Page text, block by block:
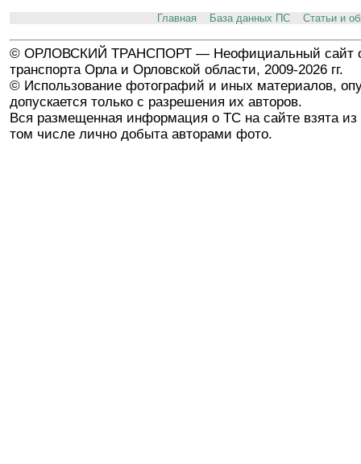
Главная База данных ПС Статьи и
© ОРЛОВСКИЙ ТРАНСПОРТ — Неофициальный сайт
транспорта Орла и Орловской области, 2009-2026 гг.
© Использование фотографий и иных материалов,
допускается только с разрешения их авторов.
Вся размещенная информация о ТС на сайте взята из
том числе лично добыта авторами фото.